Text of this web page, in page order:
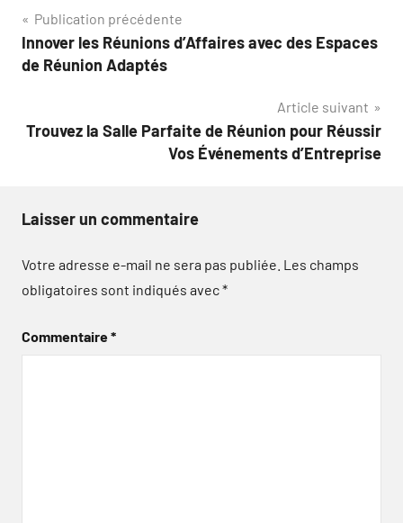
Navigation
de
Publication précédente
Innover les Réunions d’Affaires avec des Espaces
de Réunion Adaptés
Article suivant
Trouvez la Salle Parfaite de Réunion pour Réussir
Vos Événements d’Entreprise
Laisser un commentaire
Votre adresse e-mail ne sera pas publiée. Les champs
obligatoires sont indiqués avec*
Commentaire*